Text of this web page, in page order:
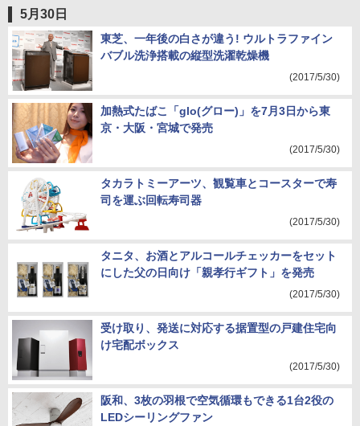
5月30日
東芝、一年後の白さが違う! ウルトラファイン
バブル洗浄搭載の縦型洗濯乾燥機
(2017/5/30)
加熱式たばこ「glo(グロー)」を7月3日から東
京・大阪・宮城で発売
(2017/5/30)
タカラトミーアーツ、観覧車とコースターで寿
司を運ぶ回転寿司器
(2017/5/30)
タニタ、お酒とアルコールチェッカーをセット
にした父の日向け「親孝行ギフト」を発売
(2017/5/30)
受け取り、発送に対応する据置型の戸建住宅向
け宅配ボックス
(2017/5/30)
阪和、3枚の羽根で空気循環もできる1台2役の
LEDシーリングファン